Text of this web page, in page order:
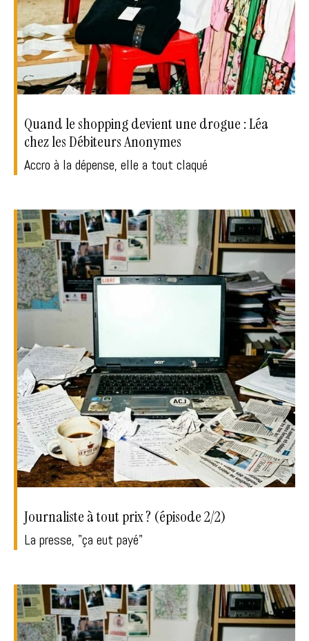
Quand le shopping devient une drogue : Léa
chez les Débiteurs Anonymes
Accro à la dépense, elle a tout claqué
Journaliste à tout prix ? (épisode 2/2)
La presse, "ça eut payé"